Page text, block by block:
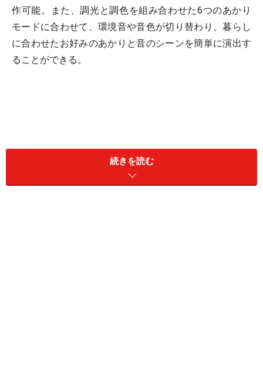
作可能。また、調光と調色を組み合わせた6つのあかり
モードに合わせて、環境音や音色が切り替わり、暮らし
に合わせたお好みのあかりと音のシーンを簡単に演出す
ることができる。
続きを読む